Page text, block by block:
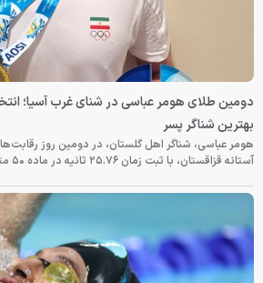
دومین طلای هومر عباسی در شنای غرب آسیا؛
بهترین شناگر پسر
هومر عباسی، شناگر اهل گلستان، در دومین روز
آستانه قزاقستان، با ثبت زمان ۲۵.۷۶ ثانیه در ماده ۵۰ متر کرال پشت به مدال طلا